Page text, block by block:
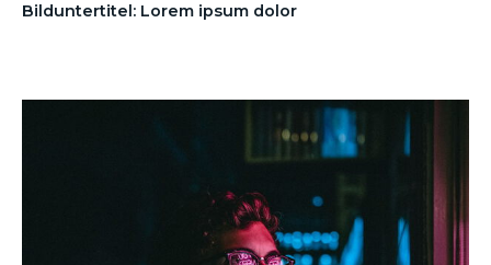
Bilduntertitel: Lorem ipsum dolor